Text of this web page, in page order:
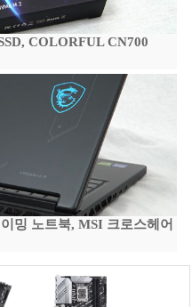
COLORFUL CN700
밍 노트북, MSI 크로스헤어